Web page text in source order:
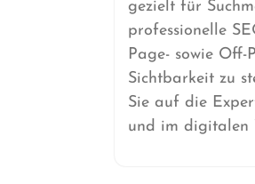
gezielt für
professionelle
Page- sowie
Sichtbarkeit zu
Sie auf die
und im digitalen